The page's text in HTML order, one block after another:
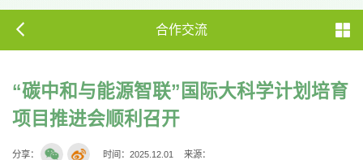
合作交流
“碳中和与能源智联”国际大科学计划培育
项目推进会顺利召开
分享： 时间：2025.12.01 来源：